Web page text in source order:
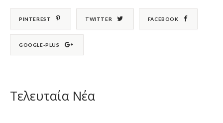
PINTEREST TWITTER FACEBOOK
GOOGLE-PLUS
Τελευταία Νέα